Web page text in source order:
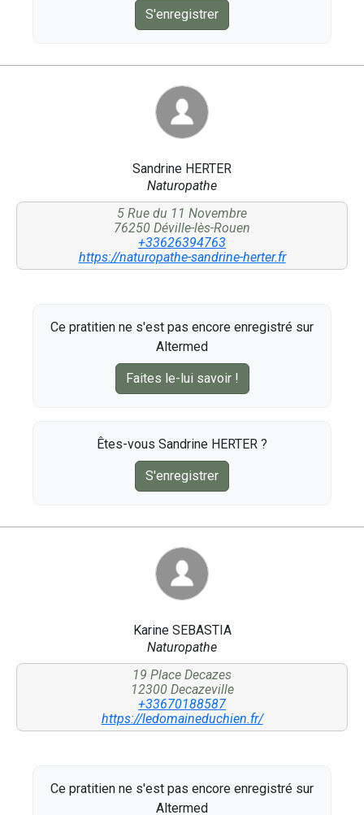
S'enregistrer
Sandrine HERTER
Naturopathe
5 Rue du 11 Novembre
76250 Déville-lès-Rouen
+33626394763
https://naturopathe-sandrine-herter.fr
Ce pratitien ne s'est pas encore enregistré sur
Altermed
Faites le-lui savoir !
Êtes-vous Sandrine HERTER ?
S'enregistrer
Karine SEBASTIA
Naturopathe
19 Place Decazes
12300 Decazeville
+33670188587
https://ledomaineduchien.fr/
Ce pratitien ne s'est pas encore enregistré sur
Altermed